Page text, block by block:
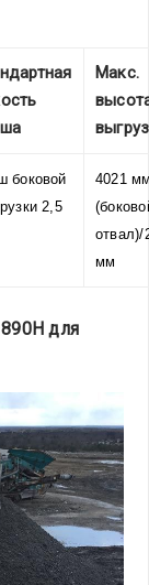
Макс.
боковой
2,5
4021
отвал)/
мм
для